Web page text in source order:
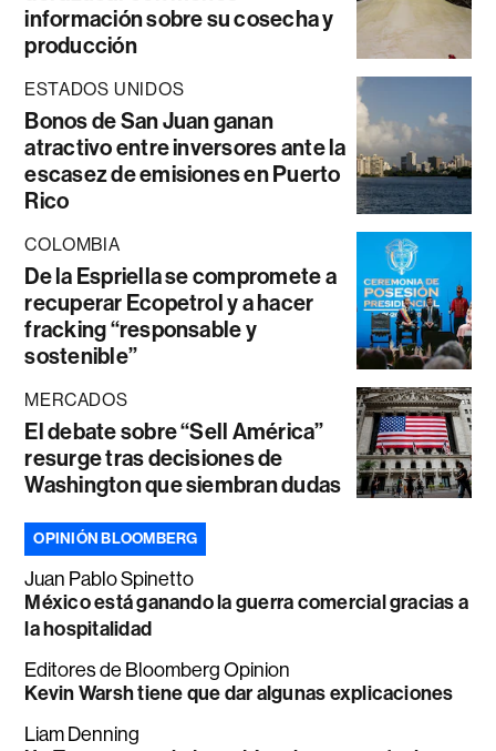
información sobre su cosecha y
producción
ESTADOS UNIDOS
Bonos de San Juan ganan
atractivo entre inversores ante la
escasez de emisiones en Puerto
Rico
COLOMBIA
De la Espriella se compromete a
recuperar Ecopetrol y a hacer
fracking “responsable y
sostenible”
MERCADOS
El debate sobre “Sell América”
resurge tras decisiones de
Washington que siembran dudas
OPINIÓN BLOOMBERG
Juan Pablo Spinetto
México está ganando la guerra comercial gracias a
la hospitalidad
Editores de Bloomberg Opinion
Kevin Warsh tiene que dar algunas explicaciones
Liam Denning